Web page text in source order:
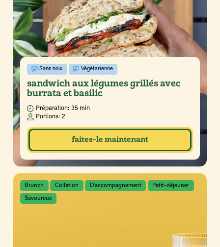
Sans noix Végétarienne
sandwich aux légumes grillés avec
burrata et basilic
Préparation: 35 min
Portions: 2
faites-le maintenant
Brunch Collation D’accompagnement Petit-déjeuner
Savoureux